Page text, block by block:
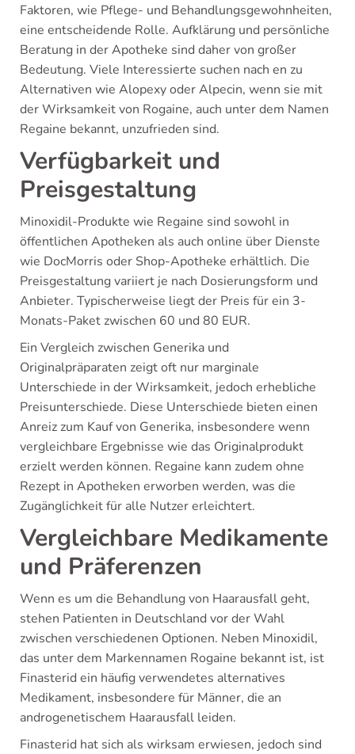
Faktoren, wie Pflege- und Behandlungsgewohnheiten,
eine entscheidende Rolle. Aufklärung und persönliche
Beratung in der Apotheke sind daher von großer
Bedeutung. Viele Interessierte suchen nach en zu
Alternativen wie Alopexy oder Alpecin, wenn sie mit
der Wirksamkeit von Rogaine, auch unter dem Namen
Regaine bekannt, unzufrieden sind.
Verfügbarkeit und
Preisgestaltung
Minoxidil-Produkte wie Regaine sind sowohl in
öffentlichen Apotheken als auch online über Dienste
wie DocMorris oder Shop-Apotheke erhältlich. Die
Preisgestaltung variiert je nach Dosierungsform und
Anbieter. Typischerweise liegt der Preis für ein 3-
Monats-Paket zwischen 60 und 80 EUR.
Ein Vergleich zwischen Generika und
Originalpräparaten zeigt oft nur marginale
Unterschiede in der Wirksamkeit, jedoch erhebliche
Preisunterschiede. Diese Unterschiede bieten einen
Anreiz zum Kauf von Generika, insbesondere wenn
vergleichbare Ergebnisse wie das Originalprodukt
erzielt werden können. Regaine kann zudem ohne
Rezept in Apotheken erworben werden, was die
Zugänglichkeit für alle Nutzer erleichtert.
Vergleichbare Medikamente
und Präferenzen
Wenn es um die Behandlung von Haarausfall geht,
stehen Patienten in Deutschland vor der Wahl
zwischen verschiedenen Optionen. Neben Minoxidil,
das unter dem Markennamen Rogaine bekannt ist, ist
Finasterid ein häufig verwendetes alternatives
Medikament, insbesondere für Männer, die an
androgenetischem Haarausfall leiden.
Finasterid hat sich als wirksam erwiesen, jedoch sind